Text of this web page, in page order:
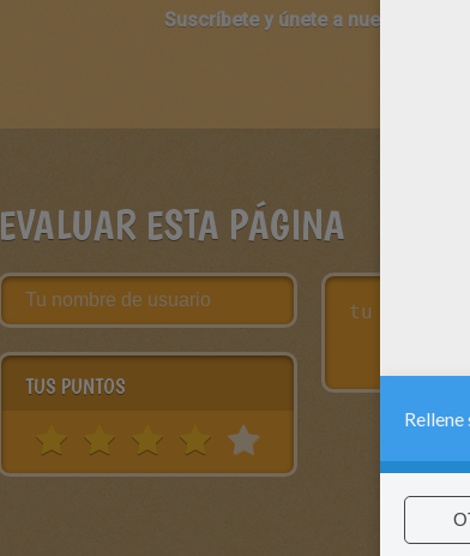
Suscríbete y únete a nuestro
EVALUAR ESTA PÁGINA
TUS PUNTOS